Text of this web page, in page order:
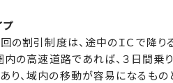
プ
の割引制度は、途中のＩＣで降
内の高速道路であれば、３日間乗
、域内の移動が容易になるもの